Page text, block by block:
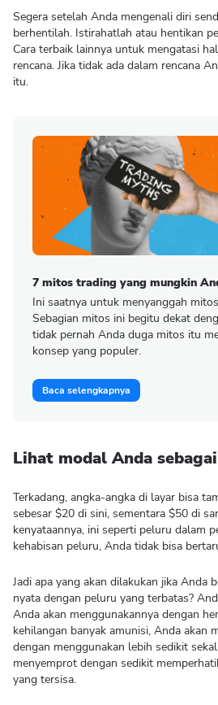
Segera setelah Anda mengenali diri
berhentilah. Istirahatlah atau hentikan
Cara terbaik lainnya untuk mengatasi
rencana. Jika tidak ada dalam rencana
itu.
7 mitos trading yang mungkin
Ini saatnya untuk menyanggah
Sebagian mitos ini begitu dekat
tidak pernah Anda duga mitos itu
konsep yang populer.
Baca selengkapnya
Lihat modal Anda
Terkadang, angka-angka di layar bisa
sebesar $20 di sini, sementara $50 di
kenyataannya, ini seperti peluru dalam
kehabisan peluru, Anda tidak bisa
Jadi apa yang akan dilakukan jika Anda
nyata dengan peluru yang terbatas?
Anda akan menggunakannya dengan
kehilangan banyak amunisi, Anda akan
dengan menggunakan lebih sedikit
menyemprot dengan sedikit
yang tersisa.